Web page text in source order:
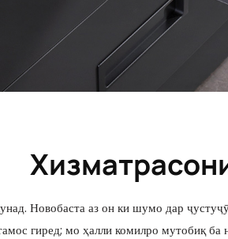
Пружинаи газ
Новобаста аз он ки шумо дар
гиред; мо ҳалли комилро мутобиқ